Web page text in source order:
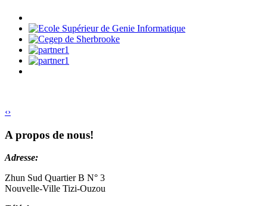
‹›
A propos de nous!
Adresse:
Zhun Sud Quartier B N° 3
Nouvelle-Ville Tizi-Ouzou